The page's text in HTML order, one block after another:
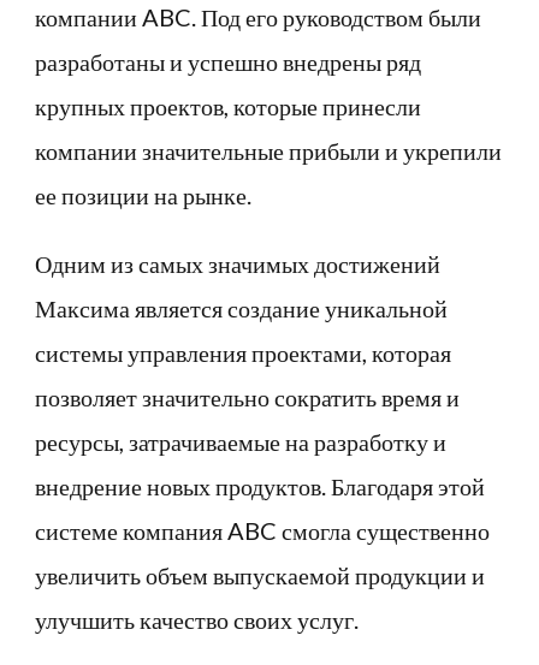
компании ABC. Под его руководством были
разработаны и успешно внедрены ряд
крупных проектов, которые принесли
компании значительные прибыли и укрепили
ее позиции на рынке.
Одним из самых значимых достижений
Максима является создание уникальной
системы управления проектами, которая
позволяет значительно сократить время и
ресурсы, затрачиваемые на разработку и
внедрение новых продуктов. Благодаря этой
системе компания ABC смогла существенно
увеличить объем выпускаемой продукции и
улучшить качество своих услуг.